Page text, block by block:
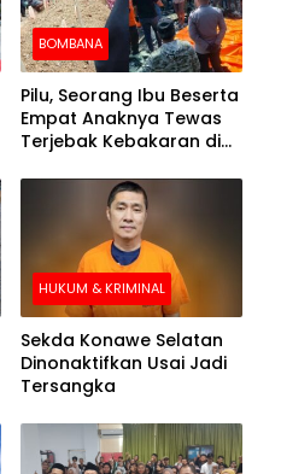
BOMBANA
Pilu, Seorang Ibu Beserta
Empat Anaknya Tewas
Terjebak Kebakaran di
HUKUM & KRIMINAL
Sekda Konawe Selatan
Dinonaktifkan Usai Jadi
Tersangka